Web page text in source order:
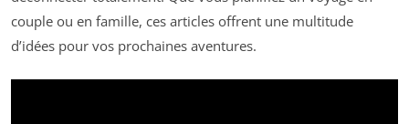
couple ou en famille, ces articles offrent une multitude
d’idées pour vos prochaines aventures.